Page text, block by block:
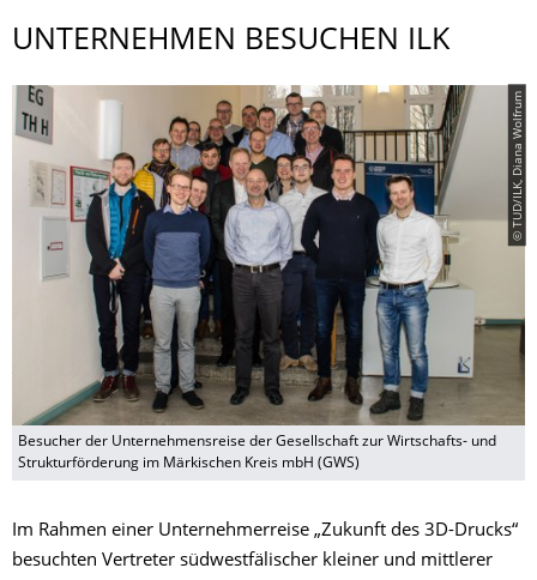
UNTERNEHMEN BESUCHEN ILK
© TUD/ILK, Diana Wolfrum
Besucher der Unternehmensreise der Gesellschaft zur Wirtschafts- und
Strukturförderung im Märkischen Kreis mbH (GWS)
Im Rahmen einer Unternehmerreise „Zukunft des 3D-Drucks“
besuchten Vertreter südwestfälischer kleiner und mittlerer